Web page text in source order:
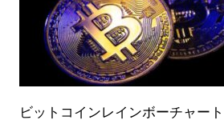
ビットコインレインボーチャー